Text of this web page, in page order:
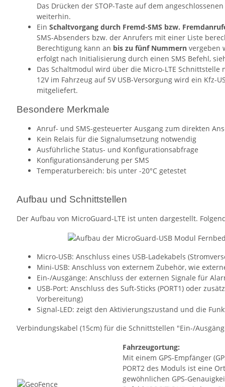
Das Drücken der STOP-Taste auf dem
weiterhin.
Ein Schaltvorgang durch Fremd-SMS bzw.
SMS-Absenders bzw. der Anrufers mit einer Liste
Berechtigung kann an bis zu fünf Nummern vergeben
erfolgt nach Initialisierung durch einen SMS Befehl,
Das Schaltmodul wird über die Micro-LTE
12V im Fahrzeug auf 5V USB-Versorgung wird ein Kfz-
mitgeliefert.
Besondere Merkmale
Anruf- und SMS-gesteuerter Ausgang zum direkten
Kein Relais für die Signalumsetzung notwendig
Ausführliche Status- und Konfigurationsabfrage
Konfigurationsänderung per SMS
Temperaturbereich: bis unter -20°C getestet
Aufbau und Schnittstellen
Der Aufbau von MicroGuard-LTE ist unten dargestellt.
Micro-USB: Anschluss eines USB-Ladekabels
Mini-USB: Anschluss von externem Zubehör, wie
Ein-/Ausgänge: Anschluss der externen Signale für
USB-Port: Anschluss des Suft-Sticks (PORT1) oder
Vorbereitung)
Signal-LED: zeigt den Aktivierungszustand und die
Verbindungskabel (15cm) für die Schnittstellen "Ein-/
Fahrzeugortung:
Mit einem GPS-Empfänger
PORT2 des Moduls ist eine
gewöhnlichen GPS-